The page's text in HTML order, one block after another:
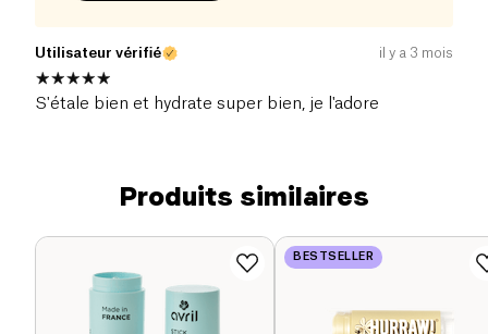
Utilisateur vérifié il y a 3 mois
S'étale bien et hydrate super bien, je l'adore
Produits similaires
BESTSELLER